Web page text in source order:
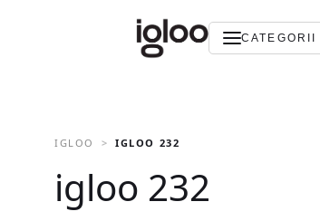
CATEGORII
IGLOO IGLOO 232
igloo 232